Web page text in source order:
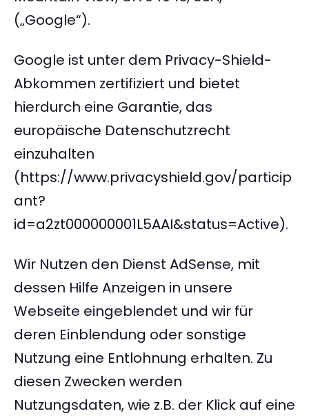
(„Google“).
Google ist unter dem Privacy-Shield-
Abkommen zertifiziert und bietet
hierdurch eine Garantie, das
europäische Datenschutzrecht
einzuhalten
(https://www.privacyshield.gov/particip
ant?
id=a2zt000000001L5AAI&status=Active).
Wir Nutzen den Dienst AdSense, mit
dessen Hilfe Anzeigen in unsere
Webseite eingeblendet und wir für
deren Einblendung oder sonstige
Nutzung eine Entlohnung erhalten. Zu
diesen Zwecken werden
Nutzungsdaten, wie z.B. der Klick auf eine